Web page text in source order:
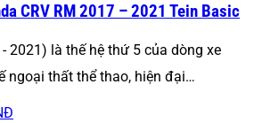
CRV RM 2017 – 2021 Tein Basic
- 2021) là thế hệ thứ 5 của dòng xe
ngoại thất thể thao, hiện đại…